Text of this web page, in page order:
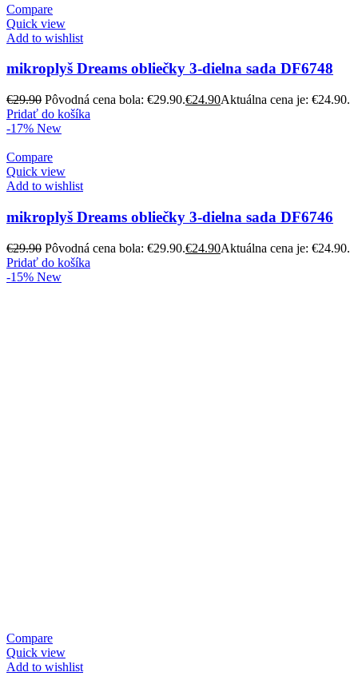
Compare
Quick view
Add to wishlist
mikroplyš Dreams obliečky 3-dielna sada DF6748
€29.90 Pôvodná cena bola: €29.90.€24.90Aktuálna cena je: €24.90.
Pridať do košíka
-17% New
Compare
Quick view
Add to wishlist
mikroplyš Dreams obliečky 3-dielna sada DF6746
€29.90 Pôvodná cena bola: €29.90.€24.90Aktuálna cena je: €24.90.
Pridať do košíka
-15% New
Compare
Quick view
Add to wishlist